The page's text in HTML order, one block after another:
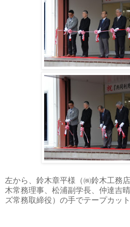
左から、鈴木章平様（㈱鈴木工務
木常務理事、松浦副学長、仲達吉
ズ常務取締役）の手でテープカッ